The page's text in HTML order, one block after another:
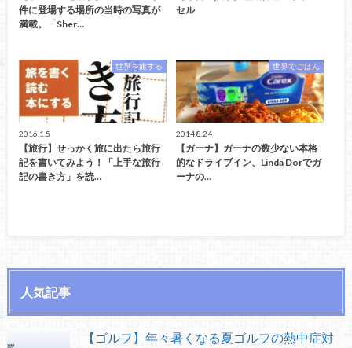
件に登場する場所の当時の写真が
満載。「Sher…
セル
世界を旅する
2016.1.5
【旅行】せっかく旅に出たら旅行
記を書いてみよう！「上手な旅行
記の書き方」を読…
世界でごはん
2014.8.24
【ガーナ】ガーナの数少ない本格
的なドライブイン、Linda Dorでガ
ーナの…
人気記事
【ゴルフ】年々暑くなる夏ゴルフの熱中症対